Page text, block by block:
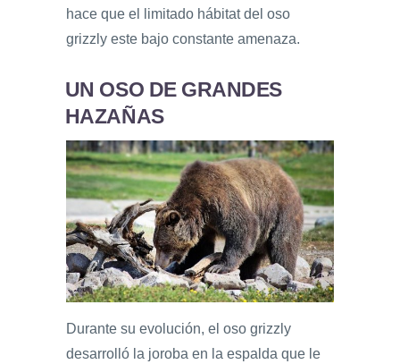
hace que el limitado hábitat del oso
grizzly este bajo constante amenaza.
UN OSO DE GRANDES
HAZAÑAS
Durante su evolución, el oso grizzly
desarrolló la joroba en la espalda que le